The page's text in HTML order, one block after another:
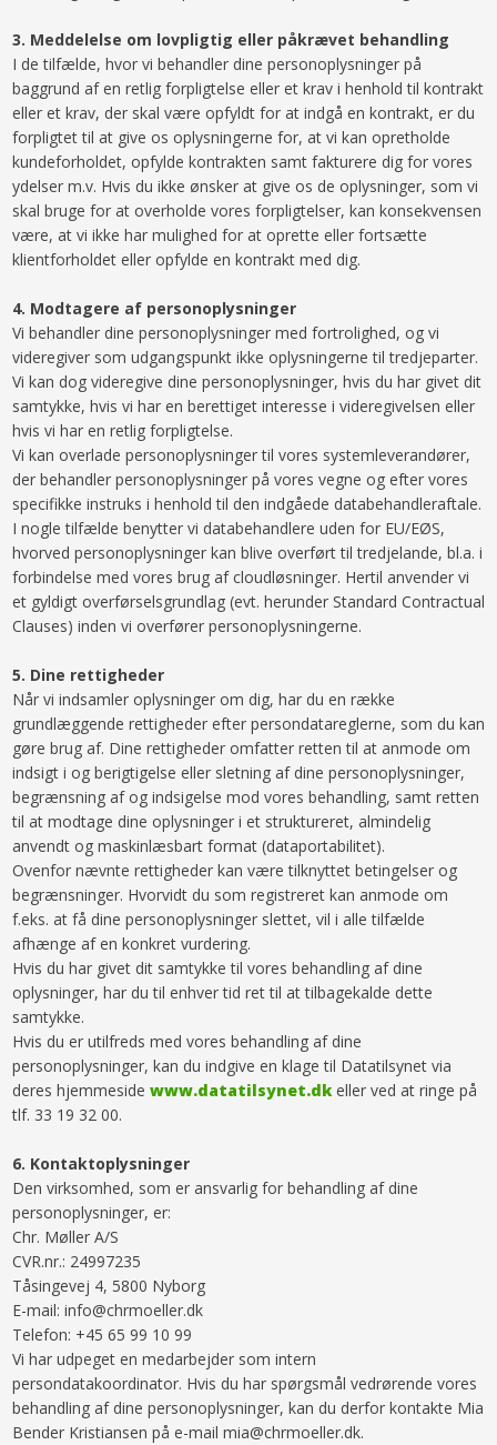
3. ​Meddelelse om lovpligtig eller påkrævet behandling
I de tilfælde, hvor vi behandler dine personoplysninger på
baggrund af en retlig forpligtelse eller et krav i henhold til kontrakt
eller et krav, der skal være opfyldt for at indgå en kontrakt, er du
forpligtet til at give os oplysningerne for, at vi kan opretholde
kundeforholdet, opfylde kontrakten samt fakturere dig for vores
ydelser m.v. Hvis du ikke ønsker at give os de oplysninger, som vi
skal bruge for at overholde vores forpligtelser, kan konsekvensen
være, at vi ikke har mulighed for at oprette eller fortsætte
klientforholdet eller opfylde en kontrakt med dig.
​4.​ Modtagere af personoplysninger
Vi behandler dine personoplysninger med fortrolighed, og vi
videregiver som udgangspunkt ikke oplysningerne til tredjeparter.
Vi kan dog videregive dine personoplysninger, hvis du har givet dit
samtykke, hvis vi har en berettiget interesse i videregivelsen eller
hvis vi har en retlig forpligtelse.
Vi kan overlade personoplysninger til vores systemleverandører,
der behandler personoplysninger på vores vegne og efter vores
specifikke instruks i henhold til den indgåede databehandleraftale.
I nogle tilfælde benytter vi databehandlere uden for EU/EØS,
hvorved personoplysninger kan blive overført til tredjelande, bl.a. i
forbindelse med vores brug af cloudløsninger. Hertil anvender vi
et gyldigt overførselsgrundlag (evt. herunder Standard Contractual
Clauses) inden vi overfører personoplysningerne.
5.​ Dine rettigheder
Når vi indsamler oplysninger om dig, har du en række
grundlæggende rettigheder efter persondatareglerne, som du kan
gøre brug af. Dine rettigheder omfatter retten til at anmode om
indsigt i og berigtigelse eller sletning af dine personoplysninger,
begrænsning af og indsigelse mod vores behandling, samt retten
til at modtage dine oplysninger i et struktureret, almindelig
anvendt og maskinlæsbart format (dataportabilitet).
Ovenfor nævnte rettigheder kan være tilknyttet betingelser og
begrænsninger. Hvorvidt du som registreret kan anmode om
f.eks. at få dine personoplysninger slettet, vil i alle tilfælde
afhænge af en konkret vurdering.
Hvis du har givet dit samtykke til vores behandling af dine
oplysninger, har du til enhver tid ret til at tilbagekalde dette
samtykke.
Hvis du er utilfreds med vores behandling af dine
personoplysninger, kan du indgive en klage til Datatilsynet via
deres hjemmeside www.datatilsynet.dkeller ved at ringe på
tlf. 33 19 32 00.
​6.​ Kontaktoplysninger
Den virksomhed, som er ansvarlig for behandling af dine
personoplysninger, er:
Chr. Møller A/S
CVR.nr.: 24997235
Tåsingevej 4, 5800 Nyborg
E-mail: info@chrmoeller.dk
Telefon: +45 65 99 10 99
Vi har udpeget en medarbejder som intern
persondatakoordinator. Hvis du har spørgsmål vedrørende vores
behandling af dine personoplysninger, kan du derfor kontakte Mia
Bender Kristiansen på e-mail mia@chrmoeller.dk.